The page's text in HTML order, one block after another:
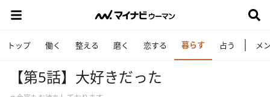
トップ 働く 整える 磨く 恋する 暮らす 占う メ
【第5話】大好きだった